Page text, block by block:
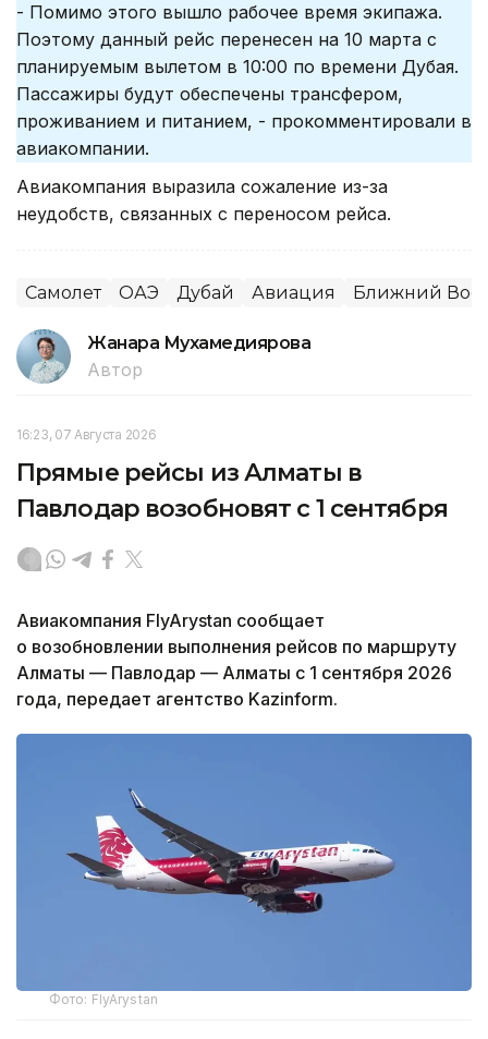
- Помимо этого вышло рабочее время экипажа.
Поэтому данный рейс перенесен на 10 марта с
планируемым вылетом в 10:00 по времени Дубая.
Пассажиры будут обеспечены трансфером,
проживанием и питанием, - прокомментировали в
авиакомпании.
Авиакомпания выразила сожаление из-за
неудобств, связанных с переносом рейса.
Самолет ОАЭ Дубай Авиация Ближний
Жанара Мухамедиярова
Автор
16:23, 07 Августа 2026
Прямые рейсы из Алматы в
Павлодар возобновят с 1 сентября
Авиакомпания FlyArystan сообщает
о возобновлении выполнения рейсов по маршруту
Алматы — Павлодар — Алматы с 1 сентября 2026
года, передает агентство Kazinform.
Фото: FlyArystan